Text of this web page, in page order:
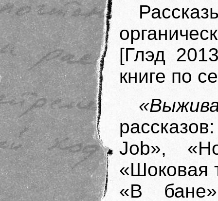
[Глэд
книге по
Job»,
«Шоковая
«В